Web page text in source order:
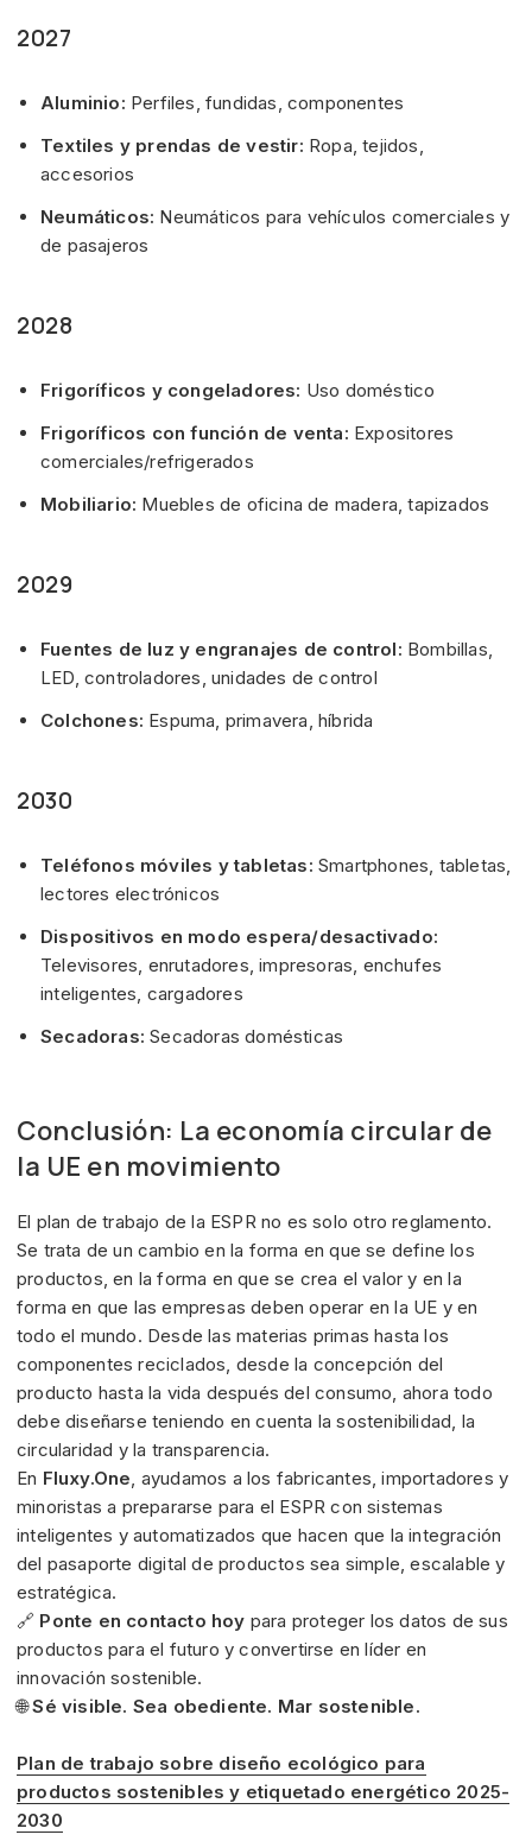
2027
Aluminio: Perfiles, fundidas, componentes
Textiles y prendas de vestir: Ropa, tejidos,
accesorios
Neumáticos: Neumáticos para vehículos comerciales y
de pasajeros
2028
Frigoríficos y congeladores: Uso doméstico
Frigoríficos con función de venta: Expositores
comerciales/refrigerados
Mobiliario: Muebles de oficina de madera, tapizados
2029
Fuentes de luz y engranajes de control: Bombillas,
LED, controladores, unidades de control
Colchones: Espuma, primavera, híbrida
2030
Teléfonos móviles y tabletas: Smartphones, tabletas,
lectores electrónicos
Dispositivos en modo espera/desactivado:
Televisores, enrutadores, impresoras, enchufes
inteligentes, cargadores
Secadoras: Secadoras domésticas
Conclusión: La economía circular de
la UE en movimiento
El plan de trabajo de la ESPR no es solo otro reglamento.
Se trata de un cambio en la forma en que se define los
productos, en la forma en que se crea el valor y en la
forma en que las empresas deben operar en la UE y en
todo el mundo. Desde las materias primas hasta los
componentes reciclados, desde la concepción del
producto hasta la vida después del consumo, ahora todo
debe diseñarse teniendo en cuenta la sostenibilidad, la
circularidad y la transparencia.
En Fluxy.One , ayudamos a los fabricantes, importadores y
minoristas a prepararse para el ESPR con sistemas
inteligentes y automatizados que hacen que la integración
del pasaporte digital de productos sea simple, escalable y
estratégica.
🔗 Ponte en contacto hoy para proteger los datos de sus
productos para el futuro y convertirse en líder en
innovación sostenible.
🌐Sé visible. Sea obediente. Mar sostenible.
Plan de trabajo sobre diseño ecológico para
productos sostenibles y etiquetado energético 2025-
2030